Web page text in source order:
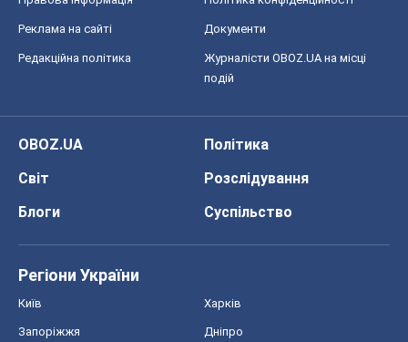
Реклама на сайті Документи
Редакційна політика
Журналісти OBOZ.UA на місці
подій
OBOZ.UA
Політика
Світ
Розслідування
Блоги
Суспільство
Регіони України
Київ Харків
Запоріжжя Дніпро